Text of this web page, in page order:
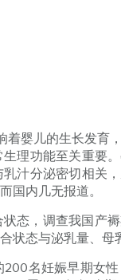
婴儿的生长发育
理功能至关重要
汁分泌密切相关
国内几无报道。
态，调查我国产
状态与泌乳量、母
名妊娠早期女